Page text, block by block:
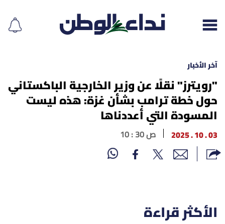
إقرأ الجريدة
لبنان
الغلاف
محليات
آخر الأخبار
"رويترز" نقلًا عن وزير الخارجية الباكستاني
حول خطة ترامب بشأن غزة: هذه ليست
المسودة التي أعددناها
03 . 10 . 2025 10 : 30 ص
الأكثر قراءة